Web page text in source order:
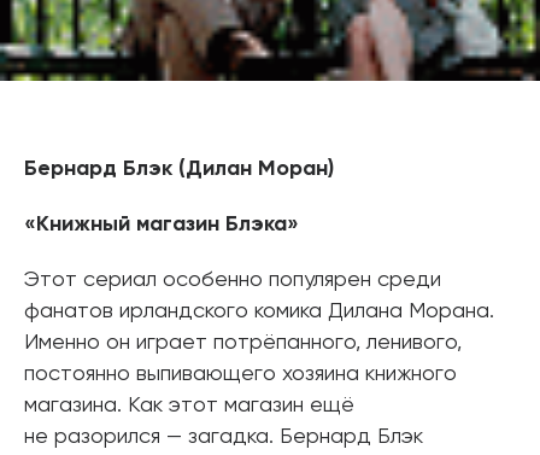
Бернард Блэк (Дилан Моран)
«Книжный магазин Блэка»
Этот сериал особенно популярен среди
фанатов ирландского комика Дилана Морана.
Именно он играет потрёпанного, ленивого,
постоянно выпивающего хозяина книжного
магазина. Как этот магазин ещё
не разорился — загадка. Бернард Блэк